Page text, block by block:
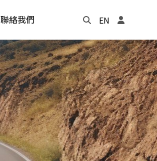
年度記事本
聯絡我們 EN